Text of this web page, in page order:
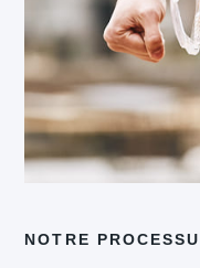
NOTRE